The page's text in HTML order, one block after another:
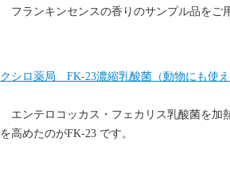
フランキンセンスの香りのサンプル品をご
クシロ薬局 FK-23濃縮乳酸菌（動物にも使
エンテロコッカス・フェカリス乳酸菌を加
を高めたのがFK-23 です。